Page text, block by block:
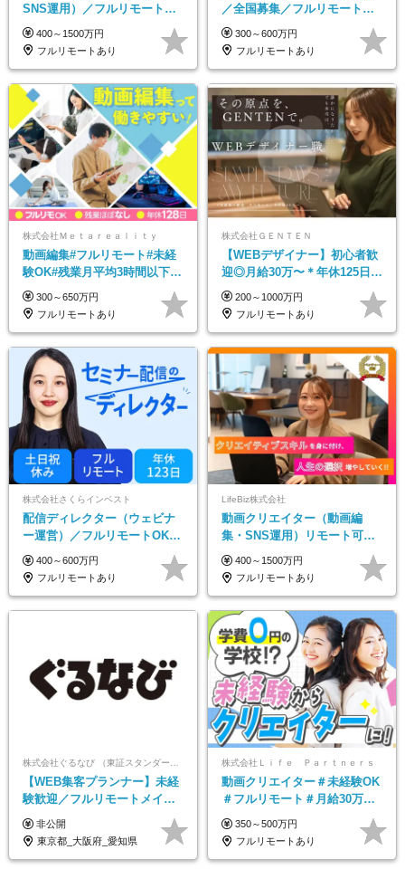
SNS運用）／フルリモートOK
／未経験歓迎【モットーは…
遊び感覚で仕事をする♪】
400～1500万円
フルリモートあり
／全国募集／フルリモート／
最大6ヵ月の実践型研修／月給
25万円以上
300～600万円
フルリモートあり
株式会社Ｍｅｔａｒｅａｌｉｔｙ
動画編集#フルリモート#未経
験OK#残業月平均3時間以下#
土日祝休み#年休128日
300～650万円
フルリモートあり
株式会社ＧＥＮＴＥＮ
【WEBデザイナー】初⼼者歓
迎◎⽉給30万〜＊年休125⽇＊
在宅OK＆研修あり＊フレック
ス
200～1000万円
フルリモートあり
株式会社さくらインベスト
配信ディレクター（ウェビナ
ー運営）／フルリモートOK／
土日祝休み／年休123日／年収
600万円可
400～600万円
フルリモートあり
LifeBiz株式会社
動画クリエイター（動画編
集・SNS運用）リモート可／
月平均43万／未経験歓迎／15
項目に細分化された研修制度♪
400～1500万円
フルリモートあり
株式会社ぐるなび （東証スタンダード上場）
【WEB集客プランナー】未経
験歓迎／フルリモートメイン
／プライム上場／土日祝休み
／東京・大阪・名古屋
非公開
東京都_大阪府_愛知県
株式会社Ｌｉｆｅ Ｐａｒｔｎｅｒｓ
動画クリエイター＃未経験OK
＃フルリモート＃月給30万～#
髪色・ネイル・服装自由#残業
少なめ#土日祝休み
350～500万円
フルリモートあり